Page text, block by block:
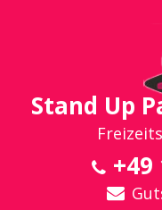
Stand Up
+49